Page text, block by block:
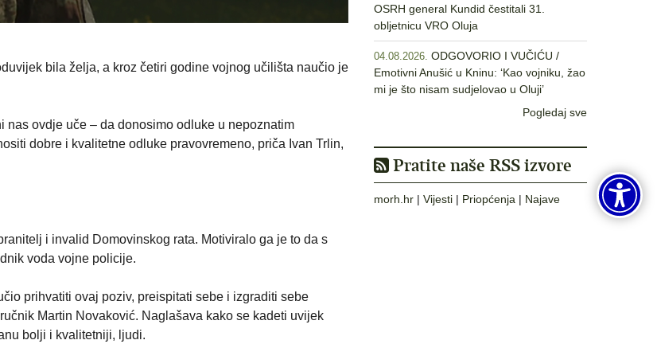
bila želja, a kroz četiri godine vojnog učilišta naučio je
ovdje uče – da donosimo odluke u nepoznatim
dobre i kvalitetne odluke pravovremeno, priča Ivan Trlin,
i invalid Domovinskog rata. Motiviralo ga je to da s
voda vojne policije.
prihvatiti ovaj poziv, preispitati sebe i izgraditi sebe
Martin Novaković. Naglašava kako se kadeti uvijek
bolji i kvalitetniji, ljudi.
OSRH general Kundid čestitali 31.
obljetnicu VRO Oluja
04.08.2026. ODGOVORIO I VUČIĆU /
Emotivni Anušić u Kninu: ‘Kao vojniku, žao
mi je što nisam sudjelovao u Oluji’
Pogledaj sve
Pratite naše RSS izvore
morh.hr | Vijesti | Priopćenja | Najave